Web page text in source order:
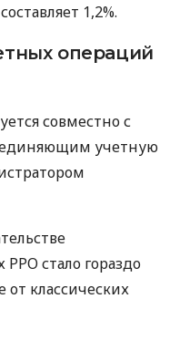
1,2%.
операций
совместно с
учетную
стало гораздо
классических